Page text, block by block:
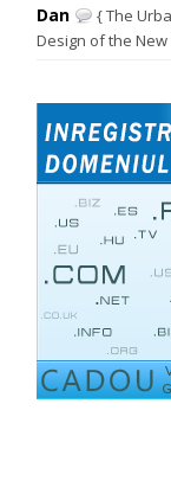
Dan
{ The
Design of the New